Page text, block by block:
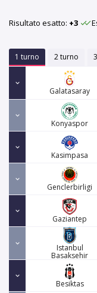
Risultato esatto: +3
1 turno 2 turno
Galatasaray
Konyaspor
Kasimpasa
Genclerbirligi
Gaziantep
Istanbul
Basaksehir
Besiktas